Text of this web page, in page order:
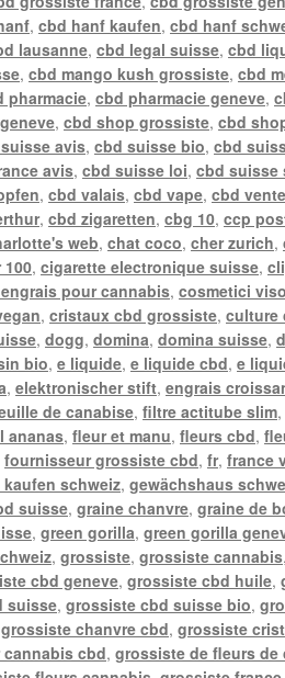
,cbd hanf kaufen,cbd hanf
lausanne,cbd legal suisse,cbd
,cbd mango kush grossiste,cbd
pharmacie,cbd pharmacie geneve,
,cbd shop grossiste,cbd
avis,cbd suisse bio,cbd
avis,cbd suisse loi,cbd suisse
,cbd valais,cbd vape,cbd
,cbd zigaretten,cbg 10,ccp
web,chat coco,cher zurich,
,cigarette electronique suisse,
pour cannabis,cosmetici viso
,cristaux cbd grossiste,culture
,dogg,domina,domina suisse,
bio,e liquide,e liquide cbd,e
,elektronischer stift,engrais
de canabise,filtre actitube slim
ananas,fleur et manu,fleurs cbd,
fournisseur grossiste cbd,fr,france
schweiz,gewächshaus
suisse,graine chanvre,graine de
,green gorilla,green gorilla
,grossiste,grossiste cannabis
cbd geneve,grossiste cbd huile,
suisse,grossiste cbd suisse bio,
grossiste chanvre cbd,grossiste
cbd,grossiste de fleurs de